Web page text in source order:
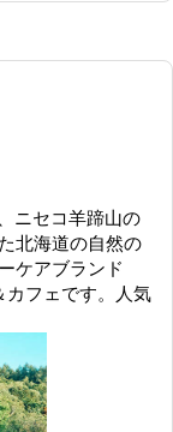
ニセコ羊蹄山の
北海道の自然の
ケアブランド
カフェです。人気